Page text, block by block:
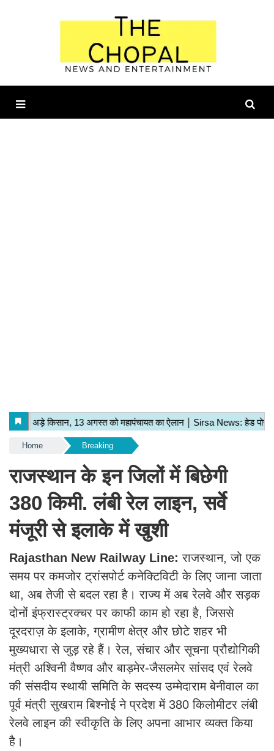
Home Breaking
राजस्थान के इन जिलों में बिछेगी
380 किमी. लंबी रेल लाइन, सर्वे
मंजूरी से इलाके में खुशी
Rajasthan New Railway Line:राजस्थान, जो एक
समय पर कमजोर ट्रांसपोर्ट कनेक्टिविटी के लिए जाना जाता
था, अब तेजी से बदल रहा है। राज्य में अब रेलवे और सड़क
दोनों इंफ्रास्ट्रक्चर पर काफी काम हो रहा है, जिससे
दूरदराज़ के इलाके, ग्रामीण क्षेत्र और छोटे शहर भी
मुख्यधारा से जुड़ रहे हैं। रेल, संचार और सूचना प्रौद्योगिकी
मंत्री अश्विनी वैष्णव और बाड़मेर-जैसलमेर सांसद एवं रेलवे
की संसदीय स्थायी समिति के सदस्य उम्मेदाराम बेनीवाल का
पूर्व मंत्री सुखराम बिश्नोई ने प्रदेश में 380 किलोमीटर लंबी
रेलवे लाइन की स्वीकृति के लिए अपना आभार व्यक्त किया
है।